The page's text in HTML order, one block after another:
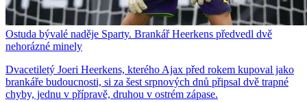
Ostuda bývalé naděje Sparty. Brankář Heerkens předvedl dvě
nehorázné minely
Dvacetiletý Joeri Heerkens, kterého Ajax před rokem kupoval jako
brankáře budoucnosti, si za šest srpnových dnů připsal dvě trapné
chyby, jednu v přípravě, druhou v ostrém zápase.